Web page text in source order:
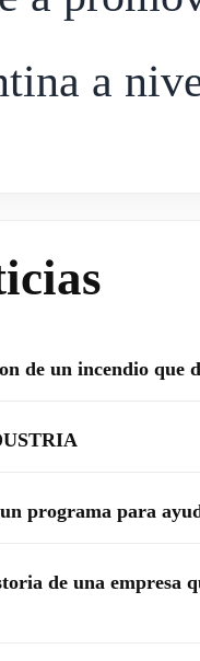
a
de un incendio que
programa para
de una empresa